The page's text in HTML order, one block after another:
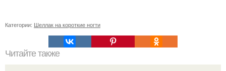
Категории: Шеллак на короткие ногти
Читайте также